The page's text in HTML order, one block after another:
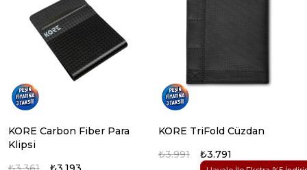
KORE Carbon Fiber Para
Klipsi
KORE TriFold Cüzdan
₺3.791
₺3.991